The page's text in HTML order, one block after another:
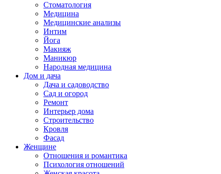
Стоматология
Медицина
Медицинские анализы
Интим
Йога
Макияж
Маникюр
Народная медицина
Дом и дача
Дача и садоводство
Сад и огород
Ремонт
Интерьер дома
Строительство
Кровля
Фасад
Женщине
Отношения и романтика
Психология отношений